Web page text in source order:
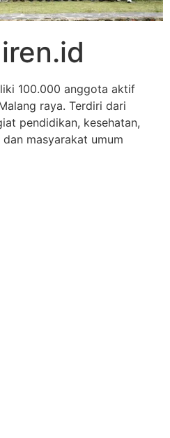
100.000 anggota aktif
raya. Terdiri dari
pendidikan, kesehatan,
masyarakat umum